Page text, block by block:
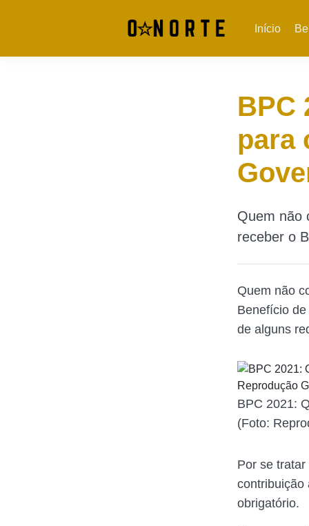
Início
BPC
para
Quem não
receber o
Quem não
Benefício
de alguns
BPC 2021:
(Foto:
Por se
contribuição
obrigatório.